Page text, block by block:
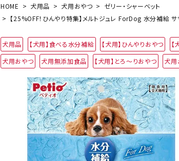
おやつ
ベッド・ハウス・マット
食器・給水器
しつけ用品
お手入れ・ケア用品
サークル・ケージ・タワー
防虫用品
素材そのまま
無添加特集
穀物不使用のグレインフリー
またたび・元気草 夜
会員特典について
オンラインショップ利用規約
HOME 犬用品 犬用おやつ
ゼリー・シャーベット
【25%OFF！ひんやり特集】メルトジュレ ForDog 水分補給
犬用品 【犬用】食べる水分補給 【犬用】ひんやりおやつ
犬用おやつ
犬用無添加食品 【犬用】とろ～りおやつ 犬用